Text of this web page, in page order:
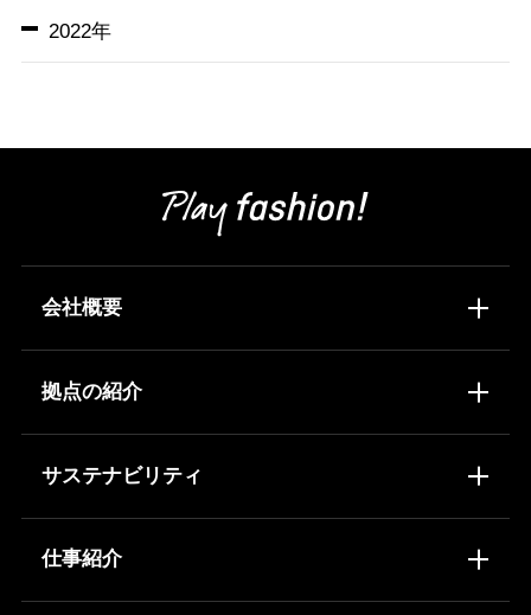
2022年
会社概要
拠点の紹介
サステナビリティ
仕事紹介